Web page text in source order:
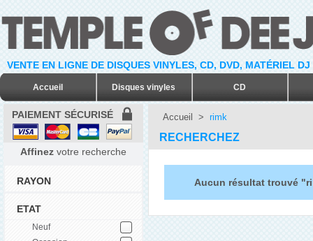
VENTE EN LIGNE DE DISQUES VINYLES, CD, DVD, MATÉRIEL
Accueil Disques vinyles CD
PAIEMENT SÉCURISÉ
Affinez votre recherche
RAYON
ETAT
Neuf
Accueil > rimk
RECHERCHEZ
Aucun résultat trouvé